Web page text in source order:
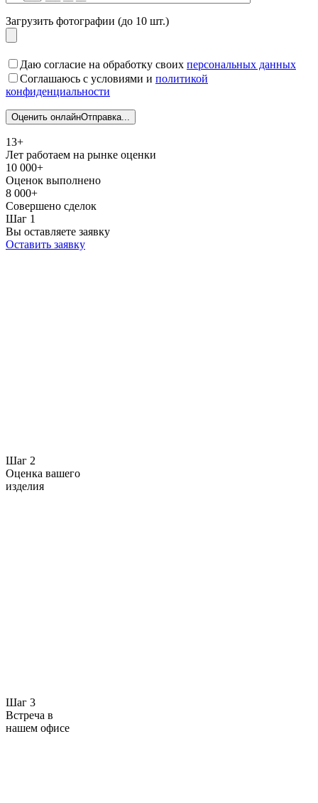
Загрузить фотографии (до 10 шт.)
Даю согласие на обработку своих персональных данных
Соглашаюсь с условиями и политикой
конфиденциальности
Оценить онлайнОтправка...
13+
Лет работаем на рынке оценки
10 000+
Оценок выполнено
8 000+
Совершено сделок
Шаг 1
Вы оставляете заявку
Оставить заявку
Шаг 2
Оценка вашего
изделия
Шаг 3
Встреча в
нашем офисе